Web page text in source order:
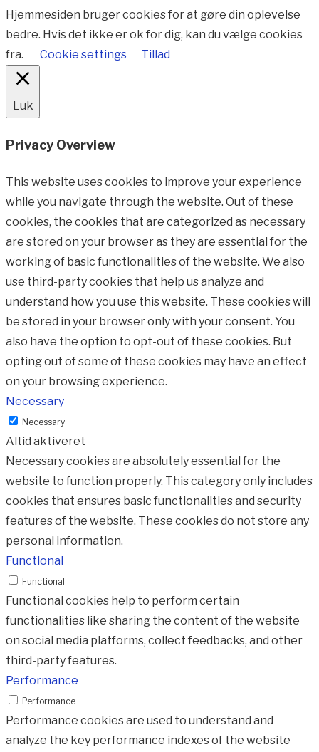
Hjemmesiden bruger cookies for at gøre din oplevelse
bedre. Hvis det ikke er ok for dig, kan du vælge cookies
fra.
Cookie settings Tillad
Luk
Privacy Overview
This website uses cookies to improve your experience
while you navigate through the website. Out of these
cookies, the cookies that are categorized as necessary
are stored on your browser as they are essential for the
working of basic functionalities of the website. We also
use third-party cookies that help us analyze and
understand how you use this website. These cookies will
be stored in your browser only with your consent. You
also have the option to opt-out of these cookies. But
opting out of some of these cookies may have an effect
on your browsing experience.
Necessary
Necessary
Altid aktiveret
Necessary cookies are absolutely essential for the
website to function properly. This category only includes
cookies that ensures basic functionalities and security
features of the website. These cookies do not store any
personal information.
Functional
Functional
Functional cookies help to perform certain
functionalities like sharing the content of the website
on social media platforms, collect feedbacks, and other
third-party features.
Performance
Performance
Performance cookies are used to understand and
analyze the key performance indexes of the website